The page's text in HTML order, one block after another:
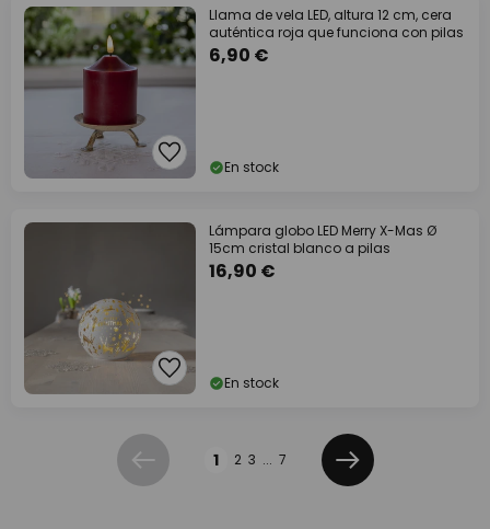
Llama de vela LED, altura 12 cm, cera
auténtica roja que funciona con pilas
6,90 €
En stock
Lámpara globo LED Merry X-Mas Ø
15cm cristal blanco a pilas
16,90 €
En stock
Anterior 1 2 3 ... 7
Siguiente